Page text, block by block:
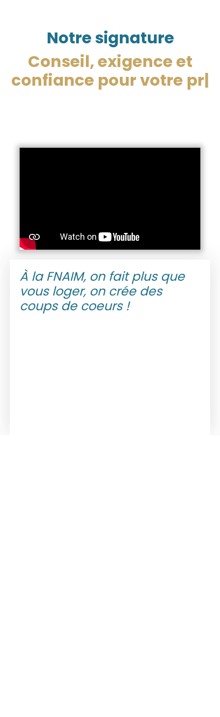
Notre signature
Conseil, exigence et
confiance pour votre
À la FNAIM, on fait plus que
vous loger, on crée des